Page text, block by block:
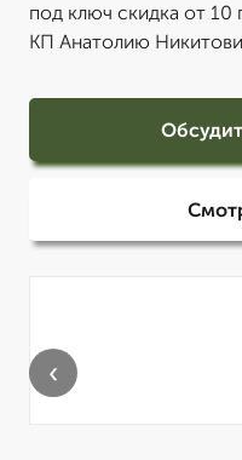
под ключ скидка от 10
КП Анатолию
‹